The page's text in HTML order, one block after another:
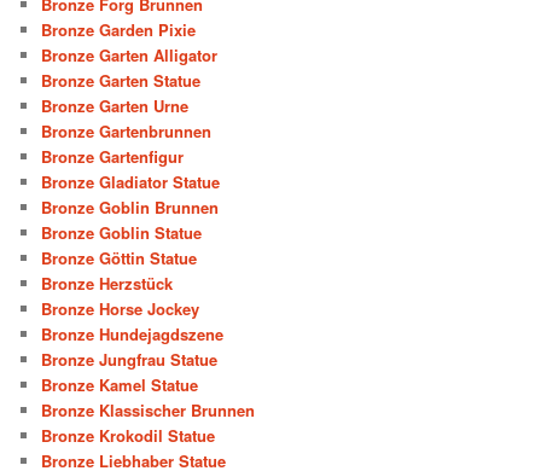
Bronze Forg Brunnen
Bronze Garden Pixie
Bronze Garten Alligator
Bronze Garten Statue
Bronze Garten Urne
Bronze Gartenbrunnen
Bronze Gartenfigur
Bronze Gladiator Statue
Bronze Goblin Brunnen
Bronze Goblin Statue
Bronze Göttin Statue
Bronze Herzstück
Bronze Horse Jockey
Bronze Hundejagdszene
Bronze Jungfrau Statue
Bronze Kamel Statue
Bronze Klassischer Brunnen
Bronze Krokodil Statue
Bronze Liebhaber Statue